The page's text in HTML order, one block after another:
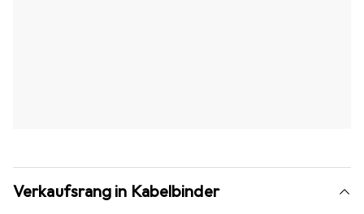
Verkaufsrang in Kabelbinder